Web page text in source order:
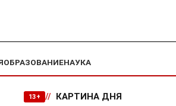
ОБРАЗОВАНИЕНАУКА
13+ // КАРТИНА ДНЯ